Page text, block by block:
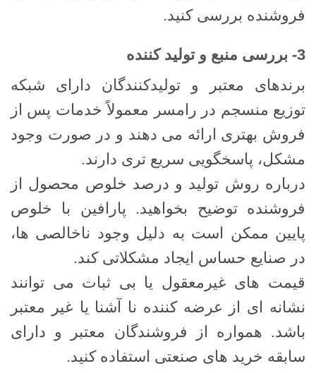
فروشنده بررسی کنید.
3- بررسی منبع و تولید کننده
برندهای معتبر و تولیدکنندگان دارای شبکه
توزیع منسجم در رامسر معمولاً خدمات پس از
فروش بهتری ارائه می ‌دهند و در صورت وجود
مشکل، پاسخگویی سریع ‌تری دارند.
درباره روش تولید و درصد خلوص محصول از
فروشنده توضیح بخواهید. پارافین با خلوص
پایین ممکن است به دلیل وجود ناخالصی ‌ها،
در صنایع حساس ایجاد مشکلاتی کند.
قیمت‌ های غیرمعقول یا بی ‌ثبات می ‌توانند
نشانه ‌ای از عرضه ‌کننده نا آشنا یا غیر معتبر
باشد. همواره از فروشندگان معتبر و دارای
سابقه خرید های صنعتی استفاده کنید.